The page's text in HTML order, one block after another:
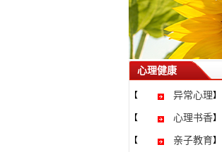
心理健康
【 异常心理】
【 心理书香】
【 亲子教育】